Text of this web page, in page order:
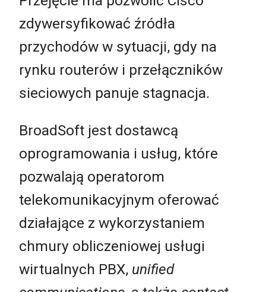
zdywersyfikować źródła
przychodów w sytuacji, gdy na
rynku routerów i przełączników
sieciowych panuje stagnacja.
BroadSoft jest dostawcą
oprogramowania i usług, które
pozwalają operatorom
telekomunikacyjnym oferować
działające z wykorzystaniem
chmury obliczeniowej usługi
wirtualnych PBX, unified